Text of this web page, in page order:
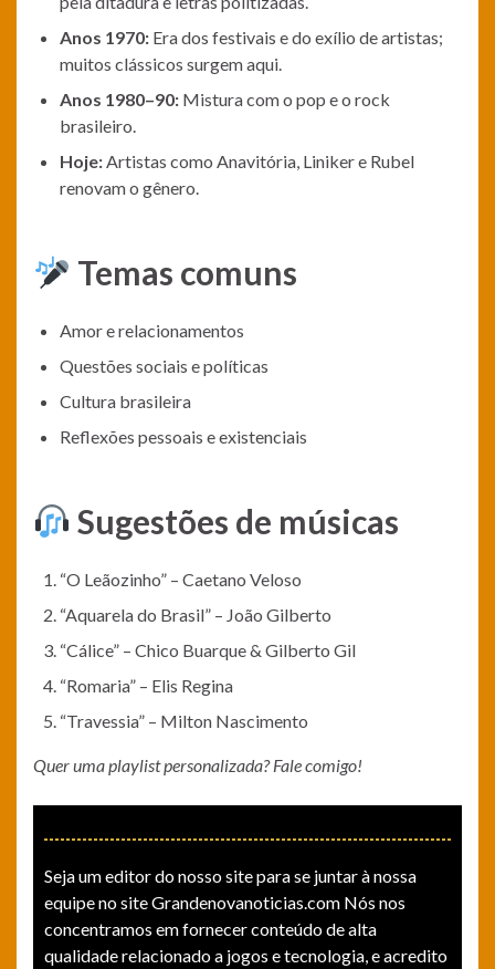
Anos 1970: Era dos festivais e do exílio de artistas;
muitos clássicos surgem aqui.
Anos 1980–90: Mistura com o pop e o rock
brasileiro.
Hoje:Artistas como Anavitória, Liniker e Rubel
renovam o gênero.
Temas comuns
Amor e relacionamentos
Questões sociais e políticas
Cultura brasileira
Reflexões pessoais e existenciais
Sugestões de músicas
“O Leãozinho” – Caetano Veloso
“Aquarela do Brasil” – João Gilberto
“Cálice” – Chico Buarque & Gilberto Gil
“Romaria” – Elis Regina
“Travessia” – Milton Nascimento
Quer uma playlist personalizada? Fale comigo!
Seja um editor do nosso site para se juntar à nossa
equipe no site Grandenovanoticias.com Nós nos
concentramos em fornecer conteúdo de alta
qualidade relacionado a jogos e tecnologia, e acredito